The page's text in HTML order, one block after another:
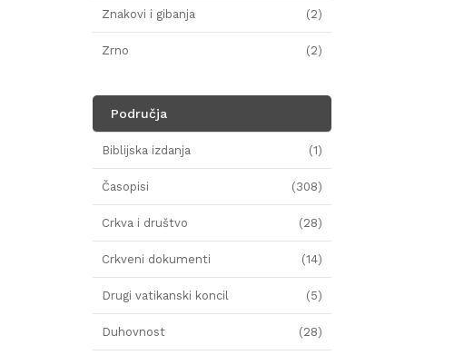
Znakovi i gibanja (2)
Zrno (2)
Područja
Biblijska izdanja (1)
Časopisi (308)
Crkva i društvo (28)
Crkveni dokumenti (14)
Drugi vatikanski koncil (5)
Duhovnost (28)